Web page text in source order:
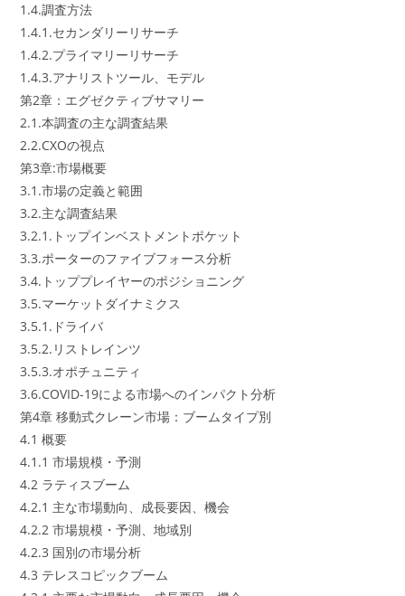
1.4.調査方法
1.4.1.セカンダリーリサーチ
1.4.2.プライマリーリサーチ
1.4.3.アナリストツール、モデル
第2章：エグゼクティブサマリー
2.1.本調査の主な調査結果
2.2.CXOの視点
第3章:市場概要
3.1.市場の定義と範囲
3.2.主な調査結果
3.2.1.トップインベストメントポケット
3.3.ポーターのファイブフォース分析
3.4.トッププレイヤーのポジショニング
3.5.マーケットダイナミクス
3.5.1.ドライバ
3.5.2.リストレインツ
3.5.3.オポチュニティ
3.6.COVID-19による市場へのインパクト分析
第4章 移動式クレーン市場：ブームタイプ別
4.1 概要
4.1.1 市場規模・予測
4.2 ラティスブーム
4.2.1 主な市場動向、成長要因、機会
4.2.2 市場規模・予測、地域別
4.2.3 国別の市場分析
4.3 テレスコピックブーム